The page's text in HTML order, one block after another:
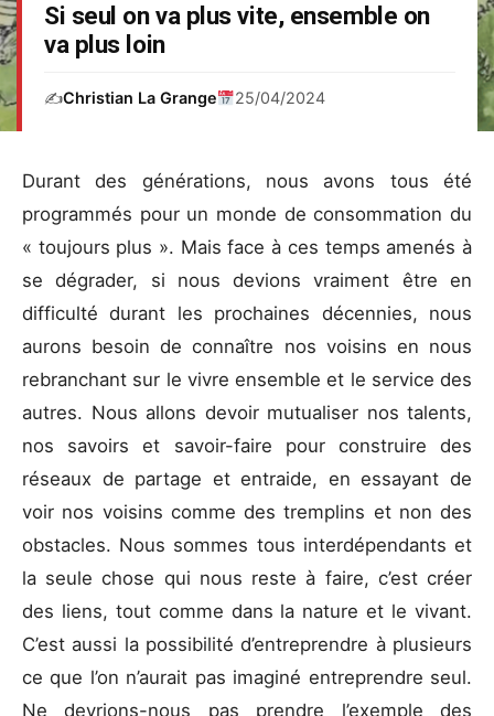
Si seul on va plus vite, ensemble on
va plus loin
✍️Christian La Grange 25/04/2024
Durant des générations, nous avons tous été
programmés pour un monde de consommation du
« toujours plus ». Mais face à ces temps amenés à
se dégrader, si nous devions vraiment être en
difficulté durant les prochaines décennies, nous
aurons besoin de connaître nos voisins en nous
rebranchant sur le vivre ensemble et le service des
autres. Nous allons devoir mutualiser nos talents,
nos savoirs et savoir-faire pour construire des
réseaux de partage et entraide, en essayant de
voir nos voisins comme des tremplins et non des
obstacles. Nous sommes tous interdépendants et
la seule chose qui nous reste à faire, c’est créer
des liens, tout comme dans la nature et le vivant.
C’est aussi la possibilité d’entreprendre à plusieurs
ce que l’on n’aurait pas imaginé entreprendre seul.
Ne devrions-nous pas prendre l’exemple des